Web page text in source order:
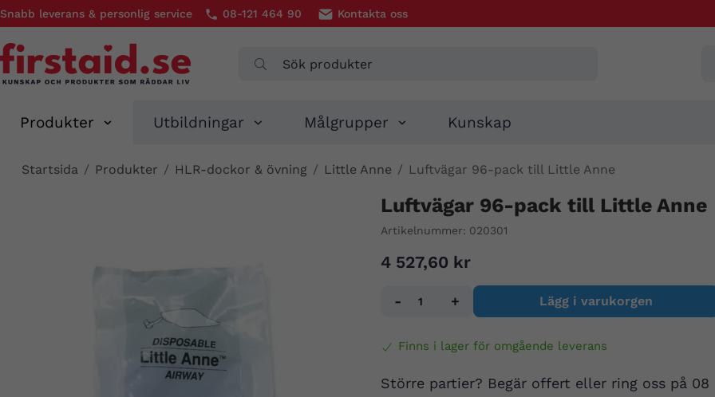
Snabb leverans & personlig service 08-121 464 90 Kontakta oss
Produkter Utbildningar Målgrupper Kunskap
Startsida / Produkter / HLR-dockor & övning / Little Anne / Luftvägar 96-pack till Little Anne
Luftvägar 96-pack till Little Anne
Artikelnummer: 020301
4 527,60 kr
- + Lägg i varukorgen
Finns i lager för omgående leverans
Större partier? Begär offert eller ring oss på 08